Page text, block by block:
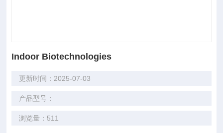
Indoor Biotechnologies
更新时间：2025-07-03
产品型号：
浏览量：511